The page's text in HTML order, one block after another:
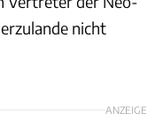
nicht
ANZEIGE